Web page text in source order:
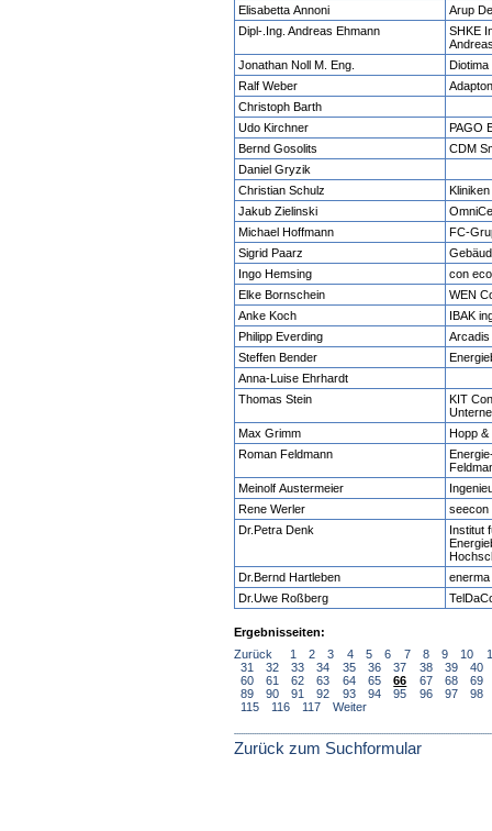
Elisabetta Annoni
Arup
Dipl-.Ing. Andreas Ehmann
SHKE
Jonathan Noll M. Eng.
Ralf Weber
Christoph Barth
Udo Kirchner
PAGO
Bernd Gosolits
CDM
Daniel Gryzik
Christian Schulz
Jakub Zielinski
Michael Hoffmann
FC-
Sigrid Paarz
Ingo Hemsing
con
Elke Bornschein
WEN
Anke Koch
IBAK
Philipp Everding
Steffen Bender
Anna-Luise Ehrhardt
Thomas Stein
KIT
Max Grimm
Hopp
Roman Feldmann
Meinolf Austermeier
Rene Werler
seecon
Dr.Petra Denk
Institut
Dr.Bernd Hartleben
Dr.Uwe Roßberg
Ergebnisseiten:
Zurück
1 2 3 4 5 6 7 8 9 10
31
32 33 34 35 36 37 38 39
40
60
61 62 63 64 65 66 67 68
69
89
90 91 92 93 94 95 96 97
98
115
116 117 Weiter
Zurück zum Suchformular